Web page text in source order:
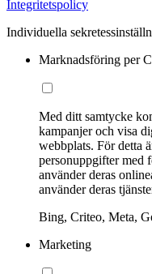
Integritetspolicy
Individuella
Marknadsföring per
Med ditt samtycke
kampanjer och visa
webbplats. För detta
personuppgifter med
använder deras
använder deras
Bing, Criteo, Meta,
Marketing